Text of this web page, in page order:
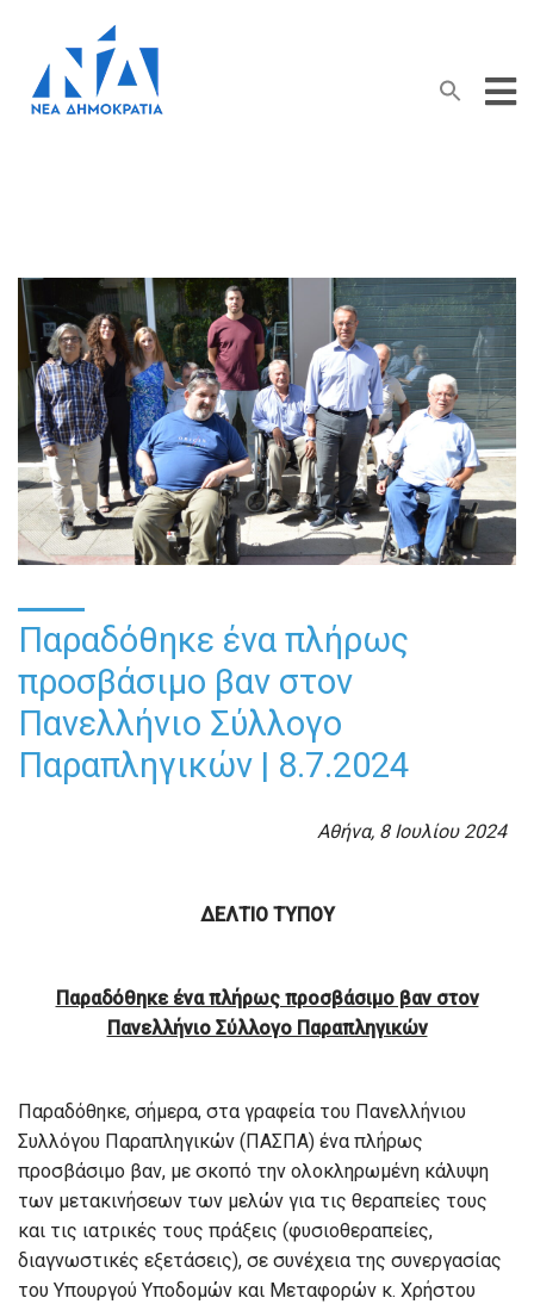
Search
for:
Search Button
Παραδόθηκε ένα πλήρως
προσβάσιμο βαν στον
Πανελλήνιο Σύλλογο
Παραπληγικών | 8.7.2024
Αθήνα, 8 Ιουλίου 2024
ΔΕΛΤΙΟ ΤΥΠΟΥ
Παραδόθηκε ένα πλήρως προσβάσιμο βαν στον
Πανελλήνιο Σύλλογο Παραπληγικών
Παραδόθηκε, σήμερα, στα γραφεία του Πανελλήνιου
Συλλόγου Παραπληγικών (ΠΑΣΠΑ) ένα πλήρως
προσβάσιμο βαν, με σκοπό την ολοκληρωμένη κάλυψη
των μετακινήσεων των μελών για τις θεραπείες τους
και τις ιατρικές τους πράξεις (φυσιοθεραπείες,
διαγνωστικές εξετάσεις), σε συνέχεια της συνεργασίας
του Υπουργού Υποδομών και Μεταφορών κ. Χρήστου